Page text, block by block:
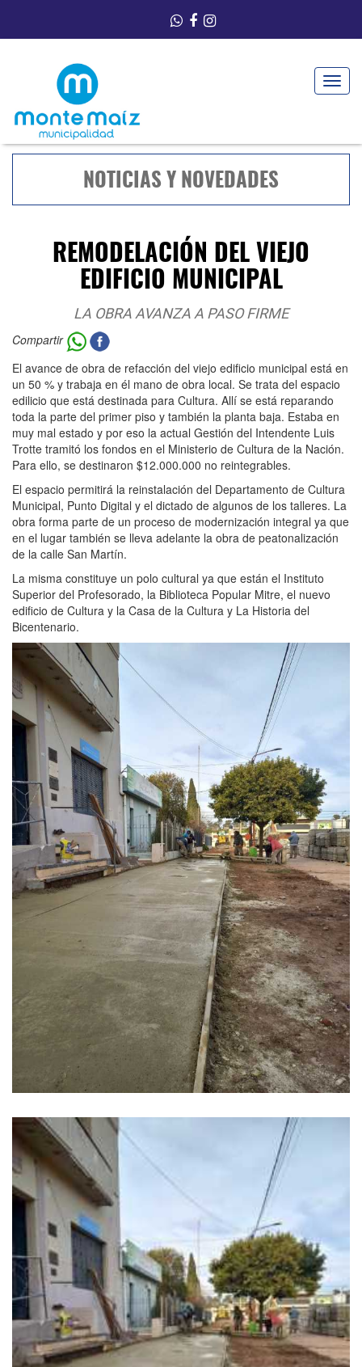
Toggle
NOTICIAS Y NOVEDADES
REMODELACIÓN DEL VIEJO
EDIFICIO MUNICIPAL
LA OBRA AVANZA A PASO FIRME
Compartir
El avance de obra de refacción del viejo edificio municipal está en
un 50 % y trabaja en él mano de obra local. Se trata del espacio
edilicio que está destinada para Cultura. Allí se está reparando
toda la parte del primer piso y también la planta baja. Estaba en
muy mal estado y por eso la actual Gestión del Intendente Luis
Trotte tramitó los fondos en el Ministerio de Cultura de la Nación.
Para ello, se destinaron $12.000.000 no reintegrables.
El espacio permitirá la reinstalación del Departamento de Cultura
Municipal, Punto Digital y el dictado de algunos de los talleres. La
obra forma parte de un proceso de modernización integral ya que
en el lugar también se lleva adelante la obra de peatonalización
de la calle San Martín.
La misma constituye un polo cultural ya que están el Instituto
Superior del Profesorado, la Biblioteca Popular Mitre, el nuevo
edificio de Cultura y la Casa de la Cultura y La Historia del
Bicentenario.